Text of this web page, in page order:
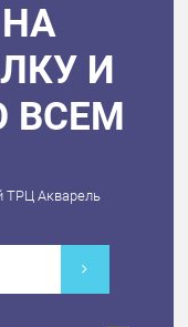
И
ВСЕМ
ТРЦ Акварель